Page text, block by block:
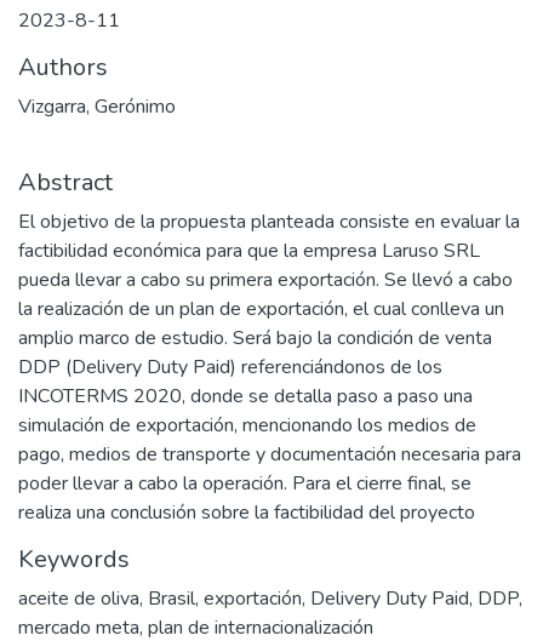
2023-8-11
Authors
Vizgarra, Gerónimo
Abstract
El objetivo de la propuesta planteada consiste en evaluar la
factibilidad económica para que la empresa Laruso SRL
pueda llevar a cabo su primera exportación. Se llevó a cabo
la realización de un plan de exportación, el cual conlleva un
amplio marco de estudio. Será bajo la condición de venta
DDP (Delivery Duty Paid) referenciándonos de los
INCOTERMS 2020, donde se detalla paso a paso una
simulación de exportación, mencionando los medios de
pago, medios de transporte y documentación necesaria para
poder llevar a cabo la operación. Para el cierre final, se
realiza una conclusión sobre la factibilidad del proyecto
Keywords
aceite de oliva, Brasil, exportación, Delivery Duty Paid, DDP,
mercado meta, plan de internacionalización